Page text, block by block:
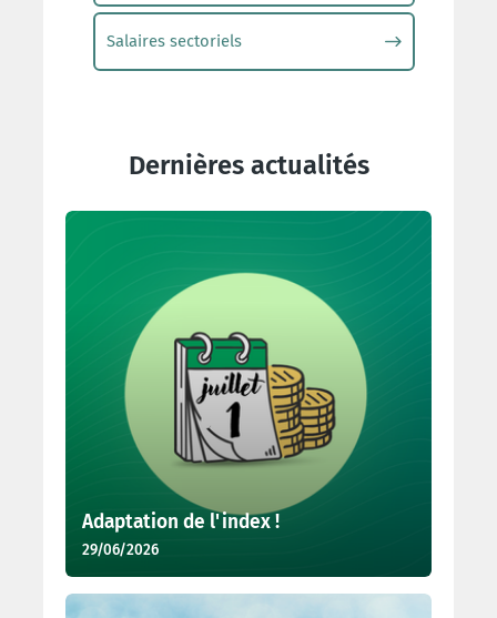
Salaires sectoriels
Dernières actualités
Adaptation de l'index !
29/06/2026